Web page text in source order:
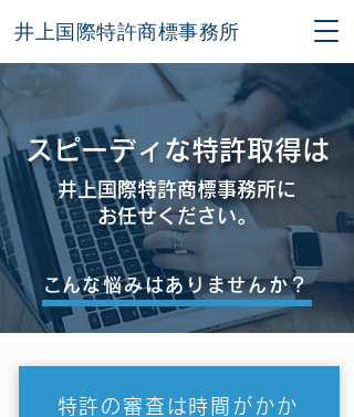
井上国際特許商標事務所
スピーディな特許取得は
井上国際特許商標事務所に
お任せください。
​こんな悩みはありませんか？
特許の審査は時間がかか